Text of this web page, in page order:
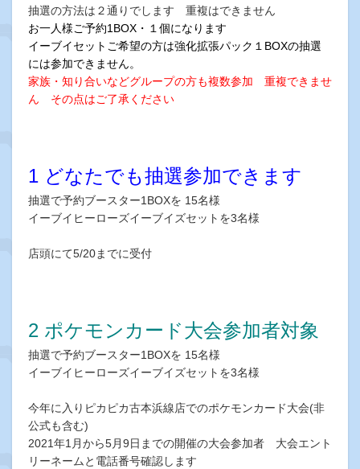
抽選の方法は２通りでします 重複はできません
お一人様ご予約1BOX・１個になります
イーブイセットご希望の方は強化拡張パック１BOXの抽選
には参加できません。
家族・知り合いなどグループの方も複数参加 重複できませ
ん その点はご了承ください
1 どなたでも抽選参加できます
抽選で予約ブースター1BOXを 15名様
イーブイヒーローズイーブイズセットを3名様
店頭にて5/20までに受付
2 ポケモンカード大会参加者対象
抽選で予約ブースター1BOXを 15名様
イーブイヒーローズイーブイズセットを3名様
今年に入りピカピカ古本浜線店でのポケモンカード大会(非
公式も含む)
2021年1月から5月9日までの開催の大会参加者 大会エント
リーネームと電話番号確認します